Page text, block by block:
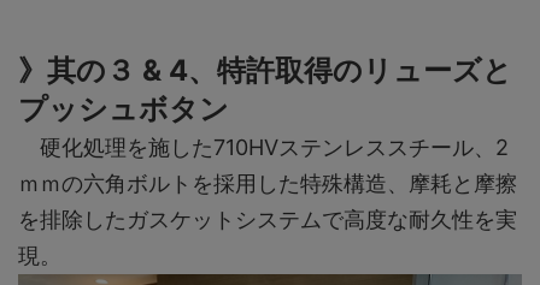
》其の３ & 4、特許取得のリューズと
プッシュボタン
硬化処理を施した710HVステンレススチール、2
ｍｍの六角ボルトを採用した特殊構造、摩耗と摩擦
を排除したガスケットシステムで高度な耐久性を実
現。